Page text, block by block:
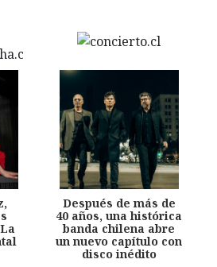
Después de más de
40 años, una histórica
banda chilena abre
un nuevo capítulo con
disco inédito